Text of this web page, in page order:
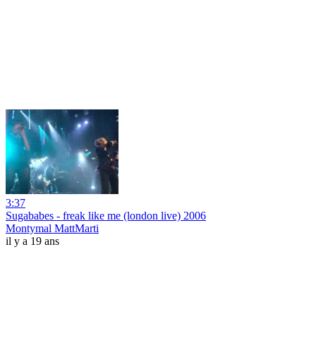
3:37
Sugababes - freak like me (london live) 2006
Montymal MattMarti
il y a 19 ans